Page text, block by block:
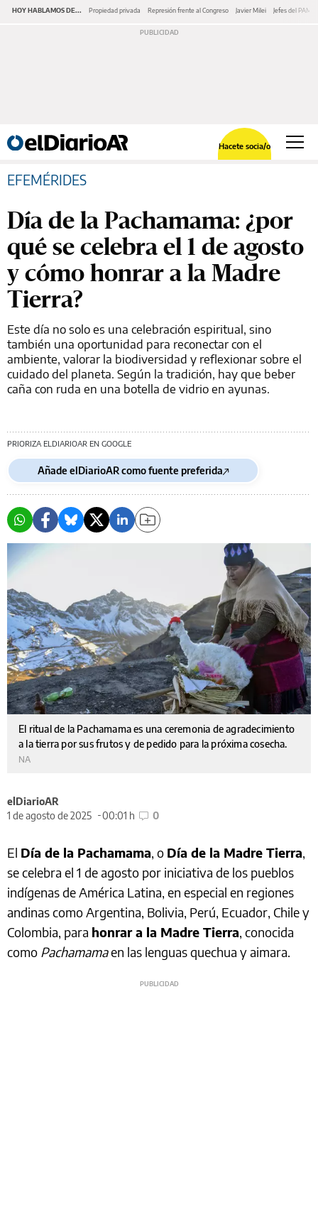
HOY HABLAMOS DE... Propiedad privada Represión frente al Congreso Javier Milei Jefes del PAMI
Hacete socia/o
EFEMÉRIDES
Día de la Pachamama: ¿por
qué se celebra el 1 de agosto
y cómo honrar a la Madre
Tierra?
Este día no solo es una celebración espiritual, sino
también una oportunidad para reconectar con el
ambiente, valorar la biodiversidad y reflexionar sobre el
cuidado del planeta. Según la tradición, hay que beber
caña con ruda en una botella de vidrio en ayunas.
PRIORIZA ELDIARIOAR EN GOOGLE
Añade elDiarioAR como fuente preferida
El ritual de la Pachamama es una ceremonia de agradecimiento
a la tierra por sus frutos y de pedido para la próxima cosecha.
NA
elDiarioAR
1 de agosto de 2025
00:01 h 0
El Día de la Pachamama, o Día de la Madre Tierra,
se celebra el 1 de agosto por iniciativa de los pueblos
indígenas de América Latina, en especial en regiones
andinas como Argentina, Bolivia, Perú, Ecuador, Chile y
Colombia, para honrar a la Madre Tierra, conocida
como Pachamamaen las lenguas quechua y aimara.